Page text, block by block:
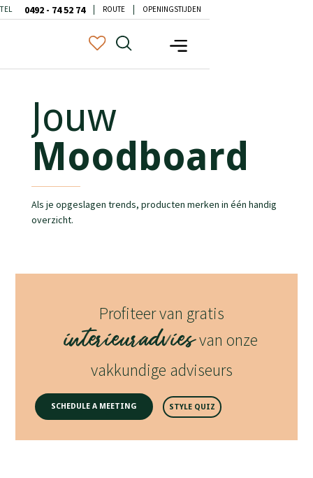
TEL 0492 - 74 52 74 ROUTE OPENINGSTIJDEN
Jouw
Moodboard
Als je opgeslagen trends, producten merken in één handig
overzicht.
Profiteer van gratis
interieuradviesvan onze
vakkundige adviseurs
SCHEDULE A MEETING STYLE QUIZ